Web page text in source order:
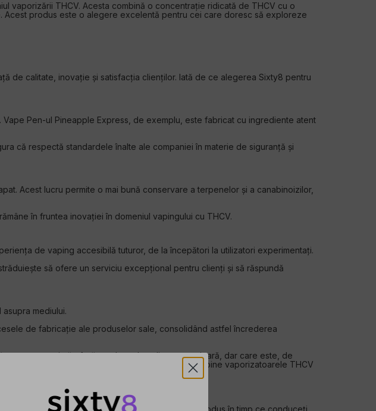
vaporizării THCV. Acesta combină o concentrație ridicată de THCV cu o
produs este o alegere excelentă pentru cei care doresc să exploreze
de calitate, inovație și satisfacția clienților. Iată de ce alegerea Sixty8 pentru
Pen-ul Pineapple Express, de exemplu, este fabricat cu ingrediente atent
că respectă standardele înalte ale companiei în materie de siguranță și
Acest lucru permite o mai bună conservare a terpenelor și a canabinoizilor,
în fruntea inovației în domeniul vapingului cu THCV.
de vaping accesibilă tuturor, de la începători la utilizatori experimentați.
să ofere un serviciu excepțional pentru clienți și să răspundă
mediului.
de fabricație ale produselor sale, consolidând astfel încrederea
nu numai că oferă produse de calitate superioară, dar care este, de
următoare, vom explora cum să utilizați cel mai bine vaporizatoarele THCV
de THCV. Se recomandă să nu utilizați acest produs în timp ce conduceți,